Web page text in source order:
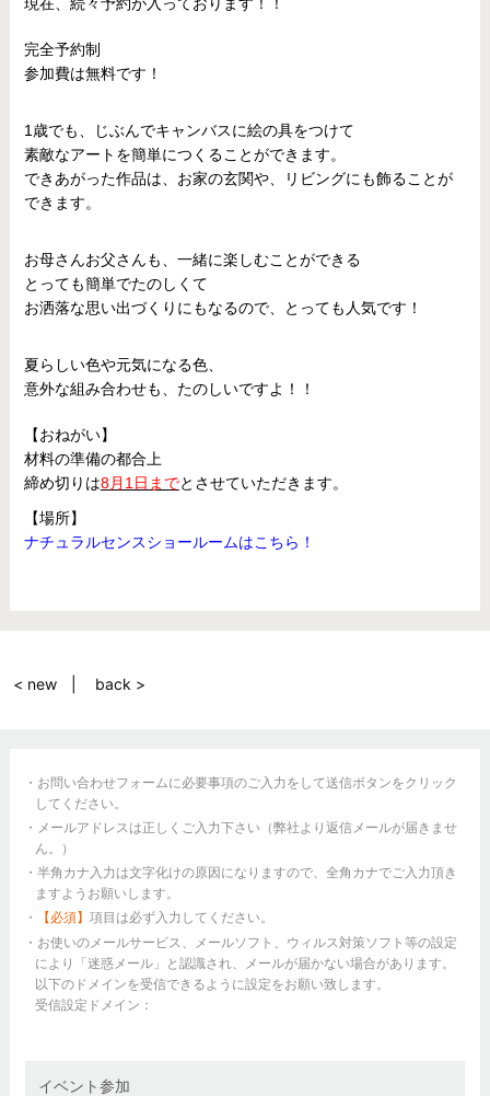
現在、続々予約が入っております！！
完全予約制
参加費は無料です！
1歳でも、じぶんでキャンバスに絵の具をつけて
素敵なアートを簡単につくることができます。
できあがった作品は、お家の玄関や、リビングにも飾ることが
できます。
お母さんお父さんも、一緒に楽しむことができる
とっても簡単でたのしくて
お洒落な思い出づくりにもなるので、とっても人気です！
夏らしい色や元気になる色、
意外な組み合わせも、たのしいですよ！！
【おねがい】
材料の準備の都合上
締め切りは8月1日までとさせていただきます。
【場所】
ナチュラルセンスショールームはこちら！
< new back >
・お問い合わせフォームに必要事項のご入力をして送信ボタンをクリック
してください。
・メールアドレスは正しくご入力下さい（弊社より返信メールが届きませ
ん。）
・半角カナ入力は文字化けの原因になりますので、全角カナでご入力頂き
ますようお願いします。
・
【必須】 項目は必ず入力してください。
・お使いのメールサービス、メールソフト、ウィルス対策ソフト等の設定
により「迷惑メール」と認識され、メールが届かない場合があります。
以下のドメインを受信できるように設定をお願い致します。
受信設定ドメイン：
イベント参加